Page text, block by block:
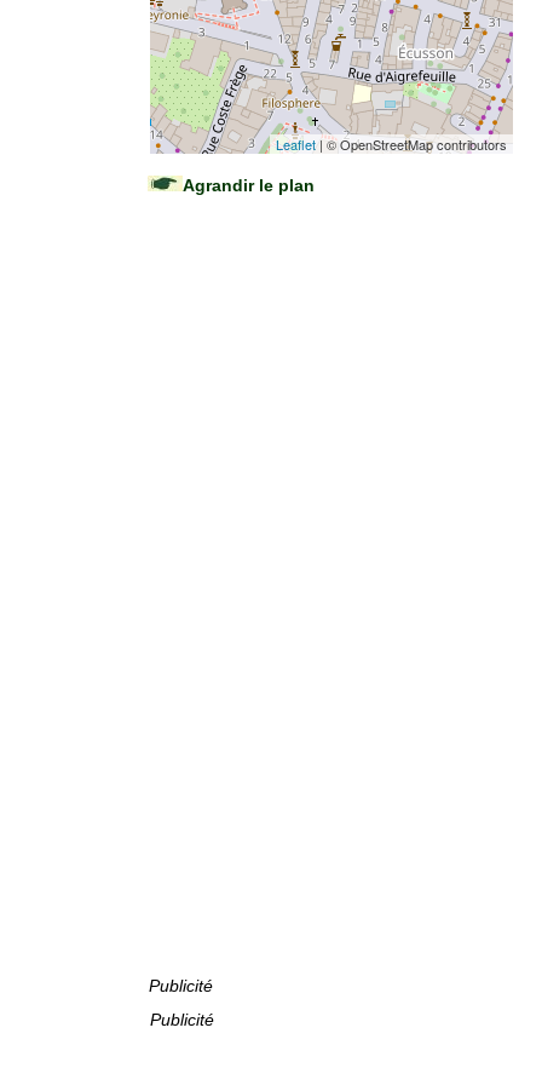
Leaflet | © OpenStreetMap contributors
Agrandir le plan
Publicité
Publicité